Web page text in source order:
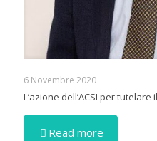
6 Novembre 2020
L’azione dell’ACSI per
Read more